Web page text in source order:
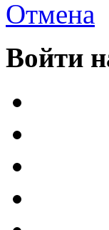
Отмена
Войти